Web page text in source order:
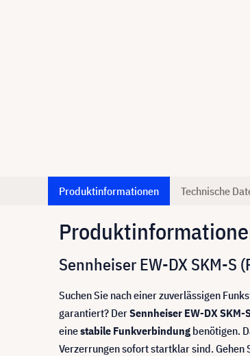
Produktinformationen Technische
Sennheiser EW-DX SKM-
Suchen Sie nach einer zuverlässigen
garantiert? DerSennheiser EW-DX
einestabile Funkverbindung benötigen.
Verzerrungen sofort startklar sind.